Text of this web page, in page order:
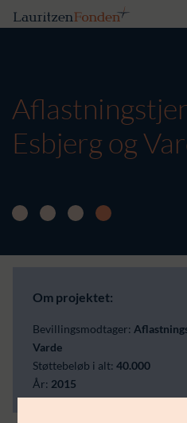
Esbjerg og
Om projektet:
Bevillingsmodtager:
Varde
Støttebeløb i alt: 40.000
År: 2015